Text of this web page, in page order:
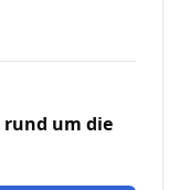
rund um die